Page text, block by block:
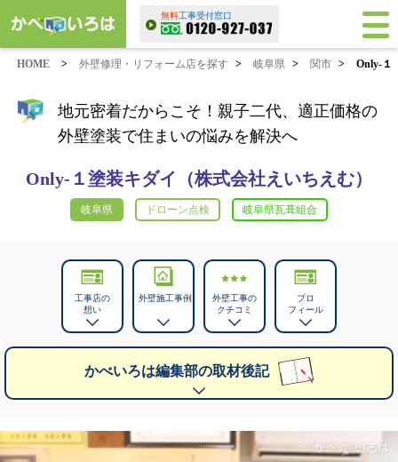
無料工事受付窓口
HOME > 外壁修理・リフォーム店を探す > 岐阜県 > 関市 > Only-１
地元密着だからこそ！親子二代、適正価格の
外壁塗装で住まいの悩みを解決へ
Only-１塗装キダイ（株式会社えいちえむ）
岐阜県 ドローン点検 岐阜県瓦葺組合
工事店の
想い
外壁施工事例
外壁工事の
クチコミ
プロ
フィール
かべいろは編集部の取材後記